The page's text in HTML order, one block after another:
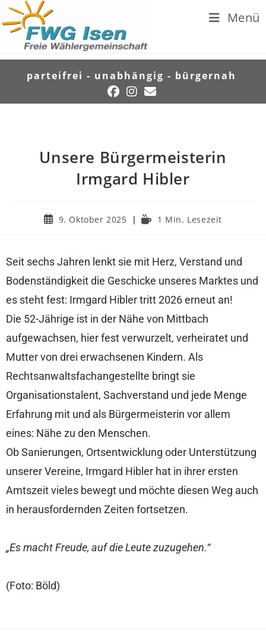
parteifrei - unabhängig - bürgernah
Menü
Unsere Bürgermeisterin
Irmgard Hibler
9. Oktober 2025 1 Min. Lesezeit
Seit sechs Jahren lenkt sie mit Herz, Verstand und
Bodenständigkeit die Geschicke unseres Marktes und
es steht fest: Irmgard Hibler tritt 2026 erneut an!
Die 52-Jährige ist in der Nähe von Mittbach
aufgewachsen, hier fest verwurzelt, verheiratet und
Mutter von drei erwachsenen Kindern. Als
Rechtsanwaltsfachangestellte bringt sie
Organisationstalent, Sachverstand und jede Menge
Erfahrung mit und als Bürgermeisterin vor allem
eines: Nähe zu den Menschen.
Ob Sanierungen, Ortsentwicklung oder Unterstützung
unserer Vereine, Irmgard Hibler hat in ihrer ersten
Amtszeit vieles bewegt und möchte diesen Weg auch
in herausfordernden Zeiten fortsetzen.
„Es macht Freude, auf die Leute zuzugehen.“
(Foto: Böld)